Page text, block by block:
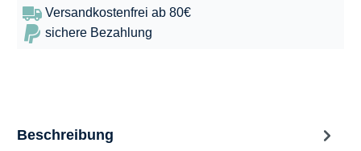
Versandkostenfrei ab 80€
sichere Bezahlung
Beschreibung